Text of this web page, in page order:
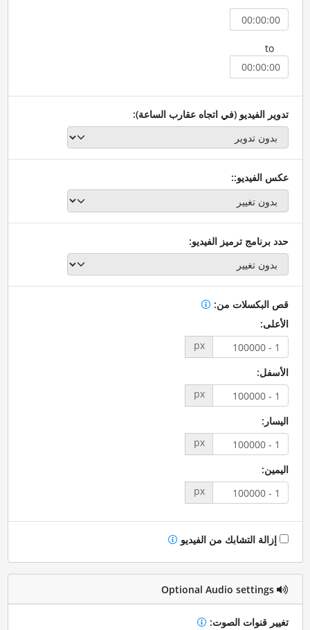
to
تدوير الفيديو (في اتجاه عقارب الساعة):
عكس الفيديو::
حدد برنامج ترميز الفيديو:
قص البكسلات من:
الأعلى:
px
الأسفل:
px
اليسار:
px
اليمين:
px
إزالة التشابك من الفيديو
Optional Audio settings
تغيير قنوات الصوت: